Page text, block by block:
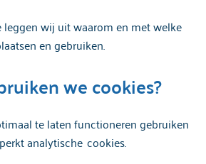
leggen wij uit waarom en met welke
en gebruiken.
we cookies?
te laten functioneren gebruiken
analytische cookies.